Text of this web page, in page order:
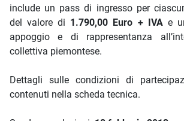
include un pass di ingresso per
del valore di 1.790,00 Euro + IVAe
appoggio e di rappresentanza
collettiva piemontese.
Dettagli sulle condizioni di
contenuti nella scheda tecnica.